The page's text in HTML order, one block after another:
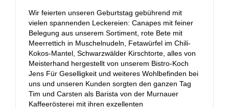
Wir feierten unseren Geburtstag gebührend mit
vielen spannenden Leckereien: Canapes mit feiner
Belegung aus unserem Sortiment, rote Bete mit
Meerrettich in Muschelnudeln, Fetawürfel im Chili-
Kokos-Mantel, Schwarzwälder Kirschtorte, alles von
Meisterhand hergestellt von unserem Bistro-Koch
Jens Für Geselligkeit und weiteres Wohlbefinden bei
uns und unseren Kunden sorgten den ganzen Tag
Tim und Carsten als Barista von der Murnauer
Kaffeerösterei mit ihren exzellenten